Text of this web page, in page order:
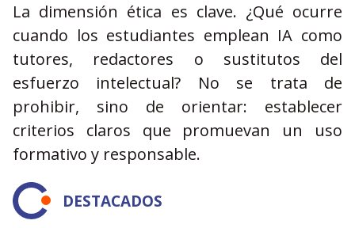
La dimensión ética es clave. ¿Qué ocurre
cuando los estudiantes emplean IA como
tutores, redactores o sustitutos del
esfuerzo intelectual? No se trata de
prohibir, sino de orientar: establecer
criterios claros que promuevan un uso
formativo y responsable.
DESTACADOS